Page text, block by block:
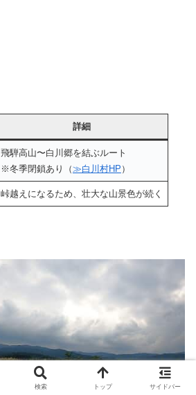
詳細
飛騨高山〜白川郷を結ぶルート
※冬季閉鎖あり（≫白川村HP ）
峠越えになるため、壮大な山景色が続く
検索 トップ サイドバー